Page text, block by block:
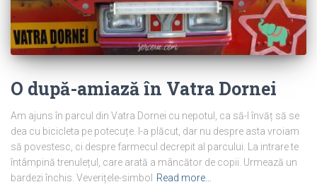
O după-amiază în Vatra Dornei
Am ajuns în parcul din Vatra Dornei cu nepotul, ca să-l învăț să se
dea cu bicicleta pe potecuțe. I-a plăcut, dar nu despre asta vroiam
să povestesc, ci despre farmecul decrepit al parcului. La intrare te
întâmpină trenulețul, care arată a mâncător de copii. Urmează un
bardezi închis. Veverițele-simbol
Read more…